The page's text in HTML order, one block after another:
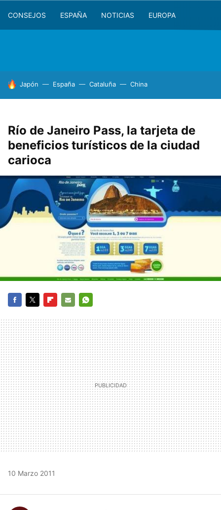
CONSEJOS ESPAÑA NOTICIAS EUROPA
HOY SE HABLA DE
Japón España Cataluña China
Río de Janeiro Pass, la tarjeta de
beneficios turísticos de la ciudad
carioca
MAIL
10 Marzo 2011